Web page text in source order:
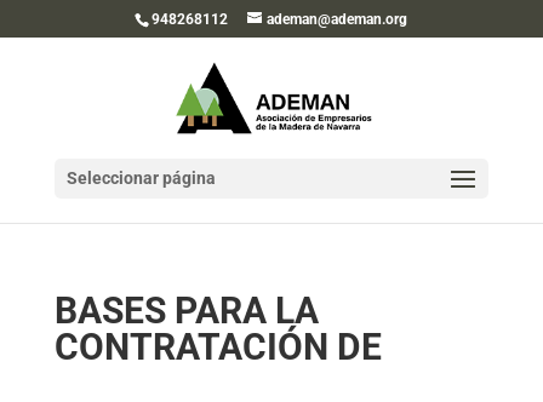
948268112 ademan@ademan.org
Seleccionar página
BASES PARA LA
CONTRATACIÓN DE